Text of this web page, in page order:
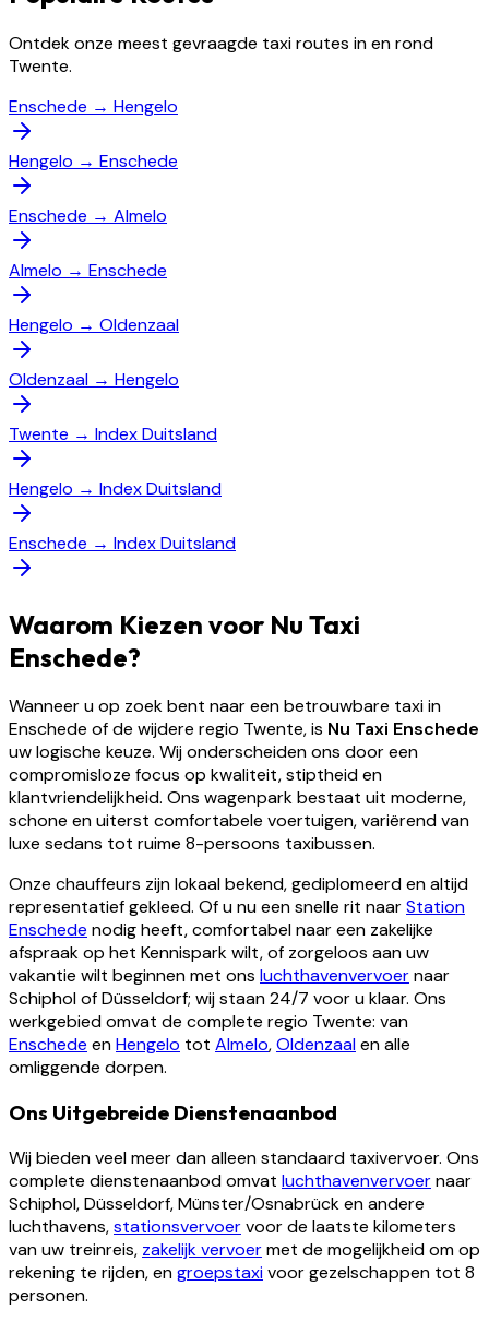
Ontdek onze meest gevraagde taxi routes in en rond
Twente.
Enschede → Hengelo
Hengelo → Enschede
Enschede → Almelo
Almelo → Enschede
Hengelo → Oldenzaal
Oldenzaal → Hengelo
Twente → Index Duitsland
Hengelo → Index Duitsland
Enschede → Index Duitsland
Waarom Kiezen voor Nu Taxi
Enschede?
Wanneer u op zoek bent naar een betrouwbare taxi in
Enschede of de wijdere regio Twente, is Nu Taxi Enschede
uw logische keuze. Wij onderscheiden ons door een
compromisloze focus op kwaliteit, stiptheid en
klantvriendelijkheid. Ons wagenpark bestaat uit moderne,
schone en uiterst comfortabele voertuigen, variërend van
luxe sedans tot ruime 8-persoons taxibussen.
Onze chauffeurs zijn lokaal bekend, gediplomeerd en altijd
representatief gekleed. Of u nu een snelle rit naarStation
Enschede nodig heeft, comfortabel naar een zakelijke
afspraak op het Kennispark wilt, of zorgeloos aan uw
vakantie wilt beginnen met ons luchthavenvervoernaar
Schiphol of Düsseldorf; wij staan 24/7 voor u klaar. Ons
werkgebied omvat de complete regio Twente: van
Enschede enHengelo tot Almelo,Oldenzaalen alle
omliggende dorpen.
Ons Uitgebreide Dienstenaanbod
Wij bieden veel meer dan alleen standaard taxivervoer. Ons
complete dienstenaanbod omvat luchthavenvervoernaar
Schiphol, Düsseldorf, Münster/Osnabrück en andere
luchthavens,stationsvervoervoor de laatste kilometers
van uw treinreis, zakelijk vervoermet de mogelijkheid om op
rekening te rijden, engroepstaxivoor gezelschappen tot 8
personen.